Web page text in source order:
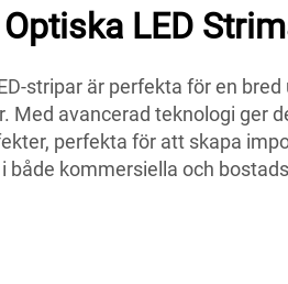
LED
stripar är perfekta för en
Med avancerad teknologi ger
perfekta för att skapa
både kommersiella och